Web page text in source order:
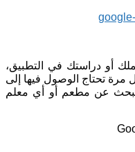
أو دراستك في التطبيق،
مرة تحتاج الوصول فيها إلى
عن مطعم أو أي معلم